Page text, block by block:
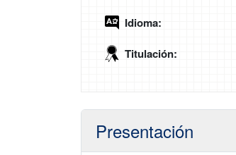
Idioma:
Titulación:
Presentación